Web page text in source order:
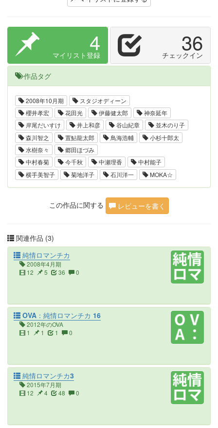
4
マイリスト登録 36
チェックイン
作品タグ
2008年10月期
スタジオディーン
櫻井孝宏
花田光 伊藤健太郎
神奈延年
岸尾だいすけ
井上和彦 谷山紀章
並木のり子
森川智之
置鮎龍太郎 鳥海浩輔
小杉十郎太
水樹奈々
郷田ほづみ
中村春菊
今千秋 中瀬理香
中村能子
横手美智子
菊地洋子 石川洋一 MOKA☆
この作品に関する レビューを書く
関連作品 (3)
純情ロマンチカ
2008年4月期
12
5 36 0
OVA：純情ロマンチカ 16
2012年のOVA
1
1 1 0
純情ロマンチカ3
2015年7月期
12
4 48 0